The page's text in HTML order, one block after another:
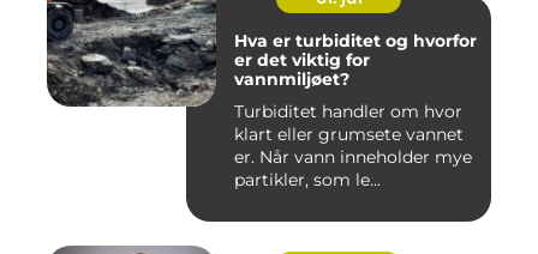
Hva er turbiditet og hvorfor
er det viktig for
vannmiljøet?
Turbiditet handler om hvor
klart eller grumsete vannet
er. Når vann inneholder mye
partikler, som le...